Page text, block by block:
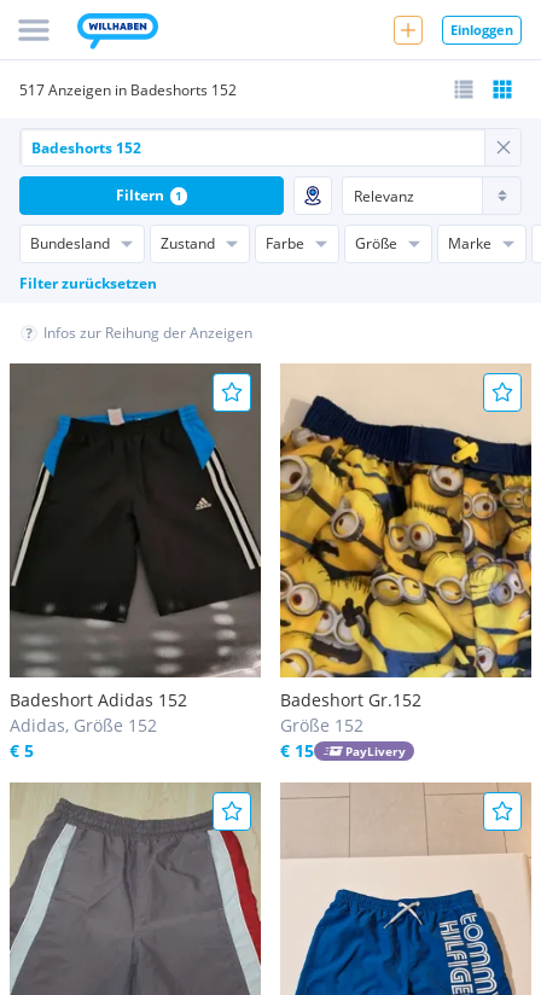
Einloggen
517 Anzeigen in Badeshorts 152
Bundesland Zustand Farbe Größe
Marke
Filter zurücksetzen
Filtern 1
Infos zur Reihung der Anzeigen
Badeshort Adidas 152
Adidas, Größe 152
€ 5
Badeshort Gr.152
Größe 152
€ 15
PayLivery